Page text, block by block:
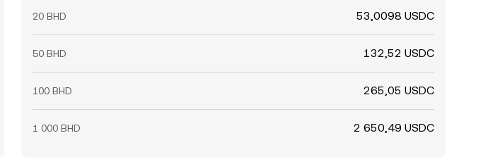
20 BHD 53,0098 USDC
50 BHD 132,52 USDC
100 BHD 265,05 USDC
1 000 BHD 2 650,49 USDC